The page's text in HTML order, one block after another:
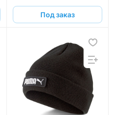
Под заказ